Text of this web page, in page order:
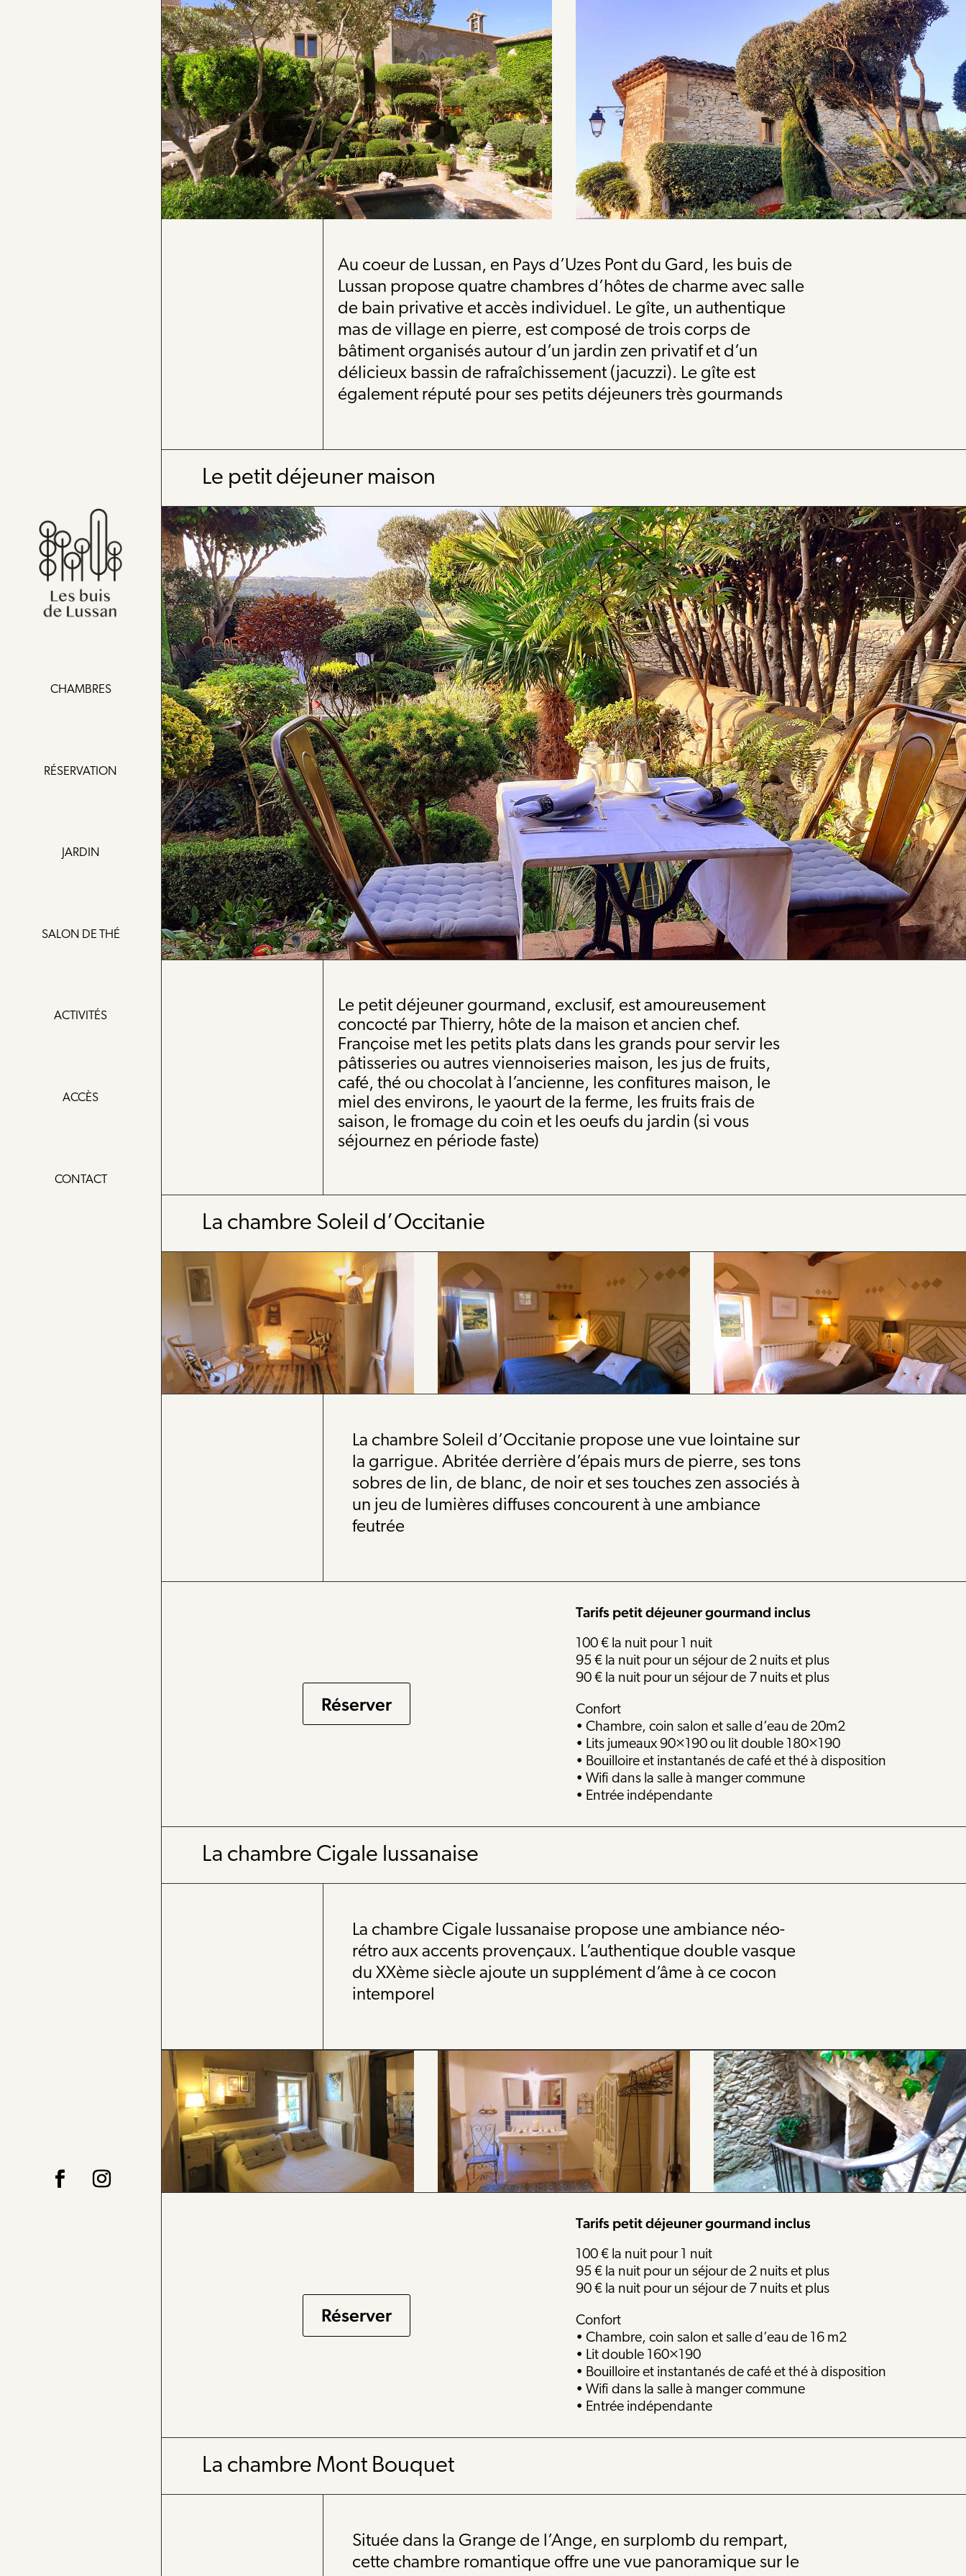
CHAMBRES
RÉSERVATION
JARDIN
SALON DE THÉ
ACTIVITÉS
ACCÈS
CONTACT
Au coeur de Lussan, en Pays d’Uzes Pont du Gard, les buis de
Lussan propose quatre chambres d’hôtes de charme avec salle
de bain privative et accès individuel. Le gîte, un authentique
mas de village en pierre, est composé de trois corps de
bâtiment organisés autour d’un jardin zen privatif et d’un
délicieux bassin de rafraîchissement (jacuzzi). Le gîte est
également réputé pour ses petits déjeuners très gourmands
Le petit déjeuner maison
Le petit déjeuner gourmand, exclusif, est amoureusement
concocté par Thierry, hôte de la maison et ancien chef.
Françoise met les petits plats dans les grands pour servir les
pâtisseries ou autres viennoiseries maison, les jus de fruits,
café, thé ou chocolat à l’ancienne, les confitures maison, le
miel des environs, le yaourt de la ferme, les fruits frais de
saison, le fromage du coin et les oeufs du jardin (si vous
séjournez en période faste)
La chambre Soleil d’Occitanie
La chambre Soleil d’Occitanie propose une vue lointaine sur
la garrigue. Abritée derrière d’épais murs de pierre, ses tons
sobres de lin, de blanc, de noir et ses touches zen associés à
un jeu de lumières diffuses concourent à une ambiance
feutrée
Réserver
Tarifs petit déjeuner gourmand inclus
100 € la nuit pour 1 nuit
95 € la nuit pour un séjour de 2 nuits et plus
90 € la nuit pour un séjour de 7 nuits et plus
Confort
• Chambre, coin salon et salle d’eau de 20m2
• Lits jumeaux 90×190 ou lit double 180×190
• Bouilloire et instantanés de café et thé à disposition
• Wifi dans la salle à manger commune
• Entrée indépendante
La chambre Cigale lussanaise
La chambre Cigale lussanaise propose une ambiance néo-
rétro aux accents provençaux. L’authentique double vasque
du XXème siècle ajoute un supplément d’âme à ce cocon
intemporel
Réserver
Tarifs petit déjeuner gourmand inclus
100 € la nuit pour 1 nuit
95 € la nuit pour un séjour de 2 nuits et plus
90 € la nuit pour un séjour de 7 nuits et plus
Confort
• Chambre, coin salon et salle d’eau de 16 m2
• Lit double 160×190
• Bouilloire et instantanés de café et thé à disposition
• Wifi dans la salle à manger commune
• Entrée indépendante
La chambre Mont Bouquet
Située dans la Grange de l’Ange, en surplomb du rempart,
cette chambre romantique offre une vue panoramique sur le